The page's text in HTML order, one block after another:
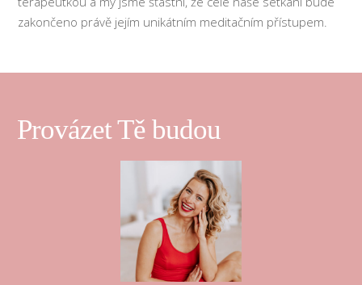
zakončeno právě jejím unikátním meditačním přístupem.
Provázet Tě budou